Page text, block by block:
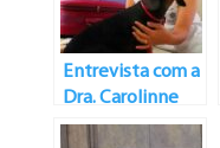
pedacinhos
Entrevista com a
Dra. Carolinne
Torres